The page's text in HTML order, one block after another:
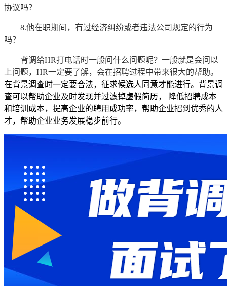
协议吗？
8.他在职期间，有过经济纠纷或者违法公司规定的行为
吗？
背调给HR打电话时一般问什么问题呢？一般就是会问以
上问题，HR一定要了解，会在招聘过程中带来很大的帮助。
在背景调查时一定要合法，征求候选人同意才能进行。背景调
查可以帮助企业及时发现并过滤掉虚假简历，
降低招聘成本
和培训成本，提高企业的聘用成功率，帮助企业招到优秀的人
才，帮助企业业务发展稳步前行。